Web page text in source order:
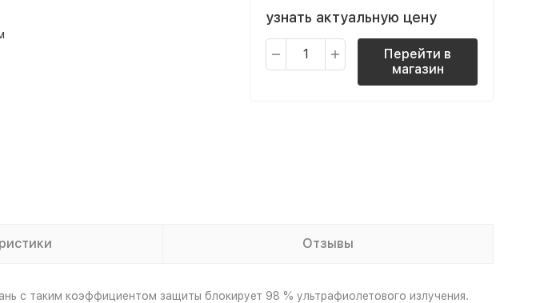
узнать актуальную цену
Перейти в
магазин
Отзывы
с таким коэффициентом защиты блокирует 98 % ультрафиолетового излучения.